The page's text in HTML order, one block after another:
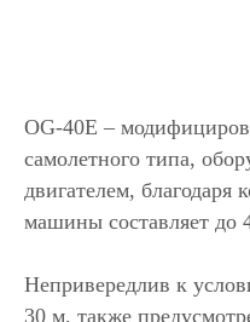
OG-40E –
самолетного типа,
двигателем, благодаря
машины составляет до
Непривередлив к
30 м, также